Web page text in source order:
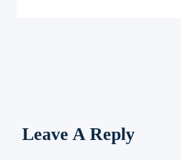
Leave A Reply